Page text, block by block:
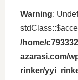
Warning:
/home/
azarasi.com/
rinker/